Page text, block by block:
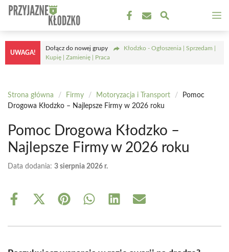
Przejdź
treści
UWAGA!
Dołącz do nowej grupy
Kłodzko - Ogłoszenia | Sprzedam |
Kupię | Zamienię | Praca
Strona główna / Firmy / Motoryzacja i Transport /
Pomoc
Drogowa Kłodzko – Najlepsze Firmy w 2026 roku
Pomoc Drogowa Kłodzko –
Najlepsze Firmy w 2026 roku
Data dodania: 3 sierpnia 2026 r.
Share
Share
(Twitter)
Share Share Share Share